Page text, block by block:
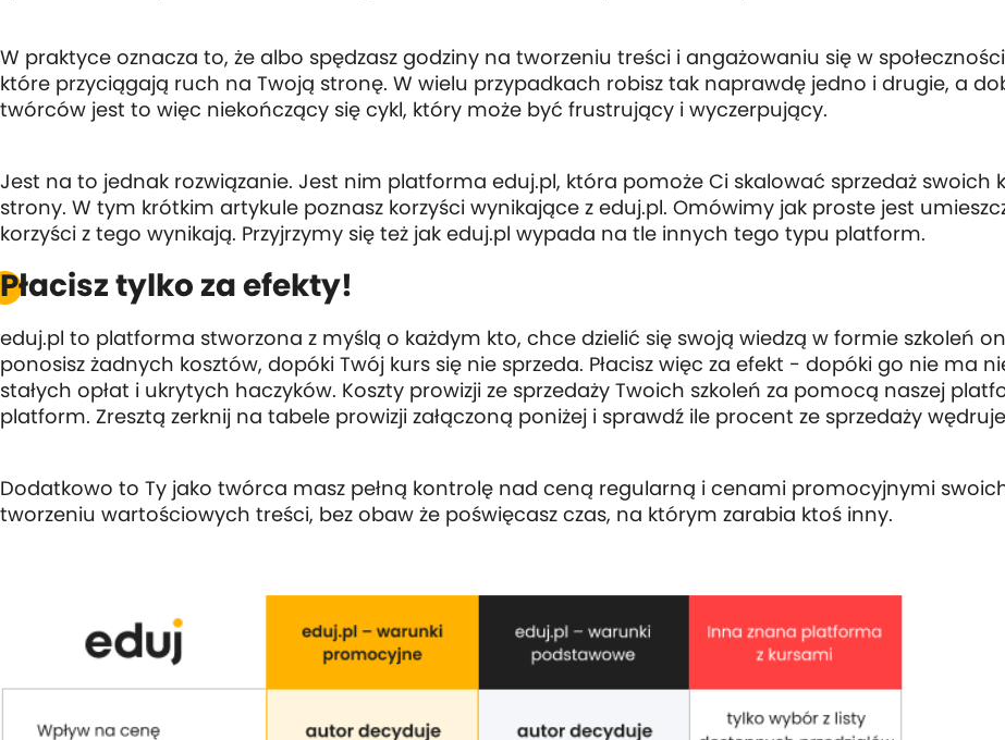
W praktyce oznacza to, że albo spędzasz godziny na tworzeniu treści i angażowaniu się w
które przyciągają ruch na Twoją stronę. W wielu przypadkach robisz tak naprawdę jedno i drugie, a
twórców jest to więc niekończący się cykl, który może być frustrujący i wyczerpujący.
Jest na to jednak rozwiązanie. Jest nim platforma eduj.pl, która pomoże Ci skalować sprzedaż swoich
strony. W tym krótkim artykule poznasz korzyści wynikające z eduj.pl. Omówimy jak proste jest
korzyści z tego wynikają. Przyjrzymy się też jak eduj.pl wypada na tle innych tego typu platform.
Płacisz tylko za efekty!
eduj.pl to platforma stworzona z myślą o każdym kto, chce dzielić się swoją wiedzą w formie szkoleń
ponosisz żadnych kosztów, dopóki Twój kurs się nie sprzeda. Płacisz więc za efekt - dopóki go nie ma
stałych opłat i ukrytych haczyków. Koszty prowizji ze sprzedaży Twoich szkoleń za pomocą naszej
platform. Zresztą zerknij na tabele prowizji załączoną poniżej i sprawdź ile procent ze sprzedaży
Dodatkowo to Ty jako twórca masz pełną kontrolę nad ceną regularną i cenami promocyjnymi
tworzeniu wartościowych treści, bez obaw że poświęcasz czas, na którym zarabia ktoś inny.